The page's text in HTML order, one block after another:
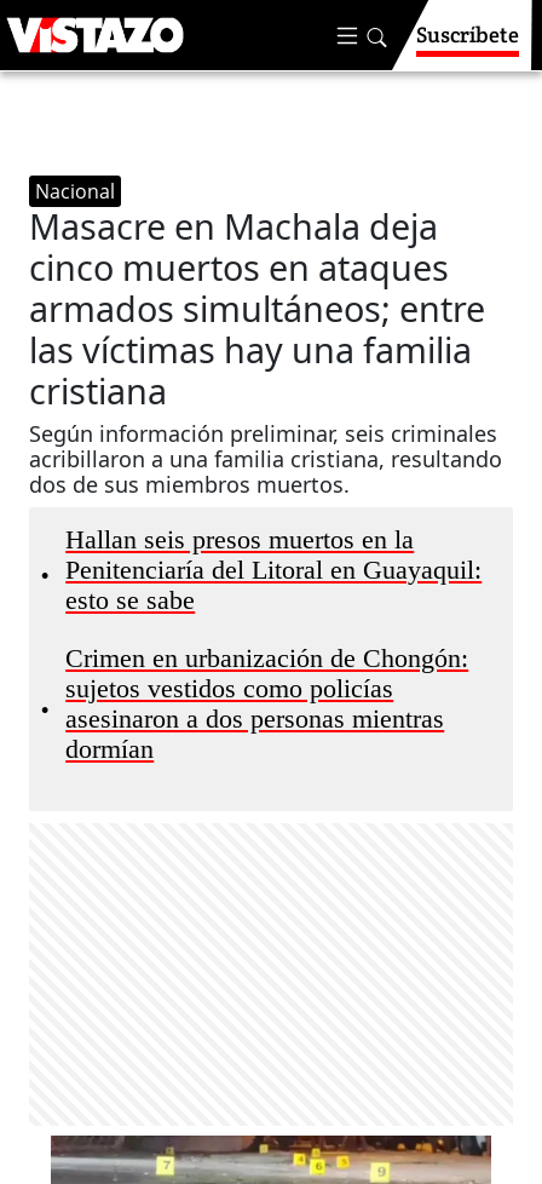
Suscríbete
Nacional
Masacre en Machala deja
cinco muertos en ataques
armados simultáneos; entre
las víctimas hay una familia
cristiana
Según información preliminar, seis criminales
acribillaron a una familia cristiana, resultando
dos de sus miembros muertos.
•
Hallan seis presos muertos en la
Penitenciaría del Litoral en Guayaquil:
esto se sabe
•
Crimen en urbanización de Chongón:
sujetos vestidos como policías
asesinaron a dos personas mientras
dormían